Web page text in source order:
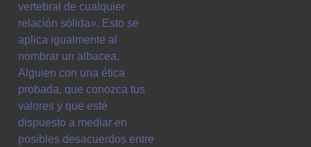
vertebral de cualquier
relación sólida». Esto se
aplica igualmente al
nombrar un albacea.
Alguien con una ética
probada, que conozca tus
valores y que esté
dispuesto a mediar en
posibles desacuerdos entre